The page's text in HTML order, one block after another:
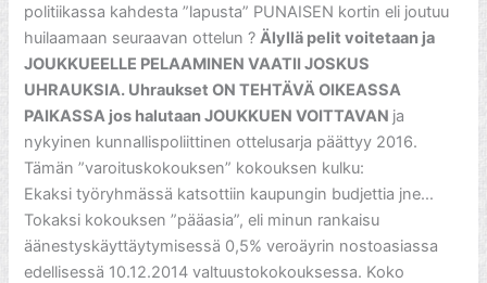
politiikassa kahdesta ”lapusta” PUNAISEN kortin eli joutuu
huilaamaan seuraavan ottelun ?Älyllä pelit voitetaan ja
JOUKKUEELLE PELAAMINEN VAATII JOSKUS
UHRAUKSIA. Uhraukset ON TEHTÄVÄ OIKEASSA
PAIKASSA jos halutaan JOUKKUEN VOITTAVAN ja
nykyinen kunnallispoliittinen ottelusarja päättyy 2016.
Tämän ”varoituskokouksen” kokouksen kulku:
Ekaksi työryhmässä katsottiin kaupungin budjettia jne…
Tokaksi kokouksen ”pääasia”, eli minun rankaisu
äänestyskäyttäytymisessä 0,5% veroäyrin nostoasiassa
edellisessä 10.12.2014 valtuustokokouksessa. Koko